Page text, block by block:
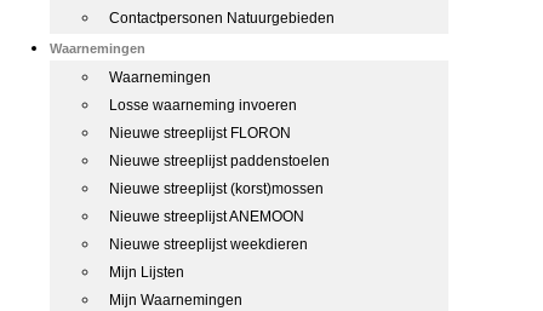
Contactpersonen Natuurgebieden
Waarnemingen
Waarnemingen
Losse waarneming invoeren
Nieuwe streeplijst FLORON
Nieuwe streeplijst paddenstoelen
Nieuwe streeplijst (korst)mossen
Nieuwe streeplijst ANEMOON
Nieuwe streeplijst weekdieren
Mijn Lijsten
Mijn Waarnemingen